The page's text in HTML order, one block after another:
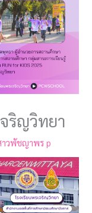
ริญวิทยา
าวพัชญาพร p